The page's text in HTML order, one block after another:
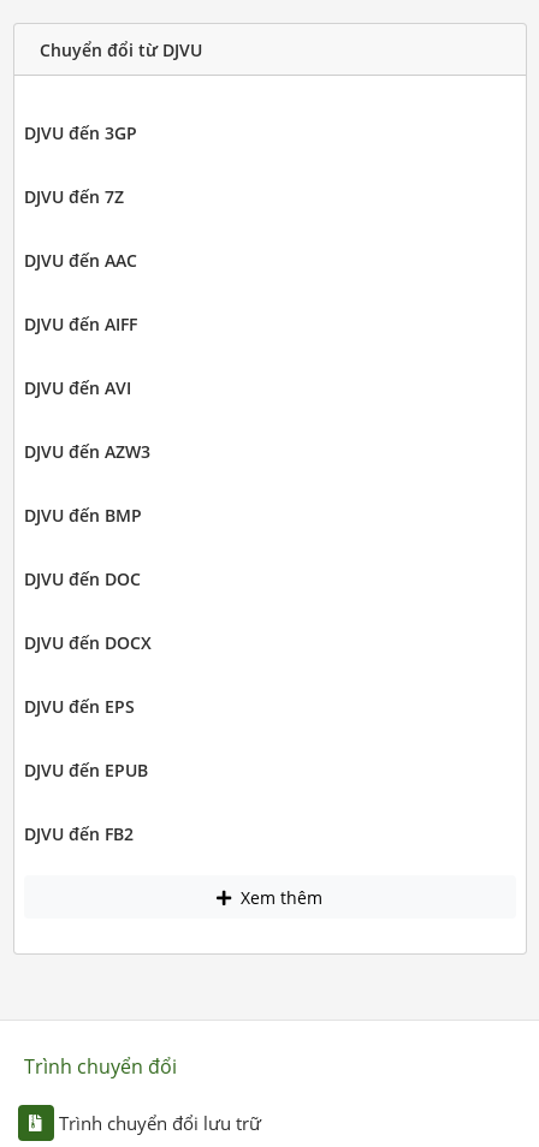
Chuyển đổi từ DJVU
DJVU đến 3GP
DJVU đến 7Z
DJVU đến AAC
DJVU đến AIFF
DJVU đến AVI
DJVU đến AZW3
DJVU đến BMP
DJVU đến DOC
DJVU đến DOCX
DJVU đến EPS
DJVU đến EPUB
DJVU đến FB2
Xem thêm
Trình chuyển đổi
Trình chuyển đổi lưu trữ